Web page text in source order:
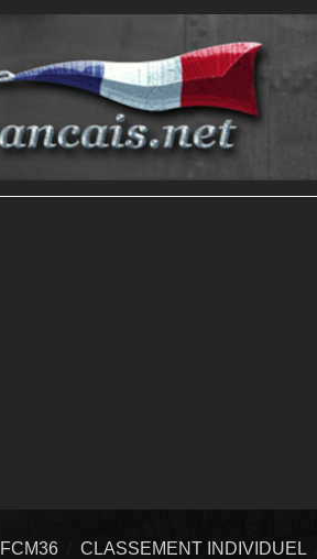
FCM36 CLASSEMENT INDIVIDUEL